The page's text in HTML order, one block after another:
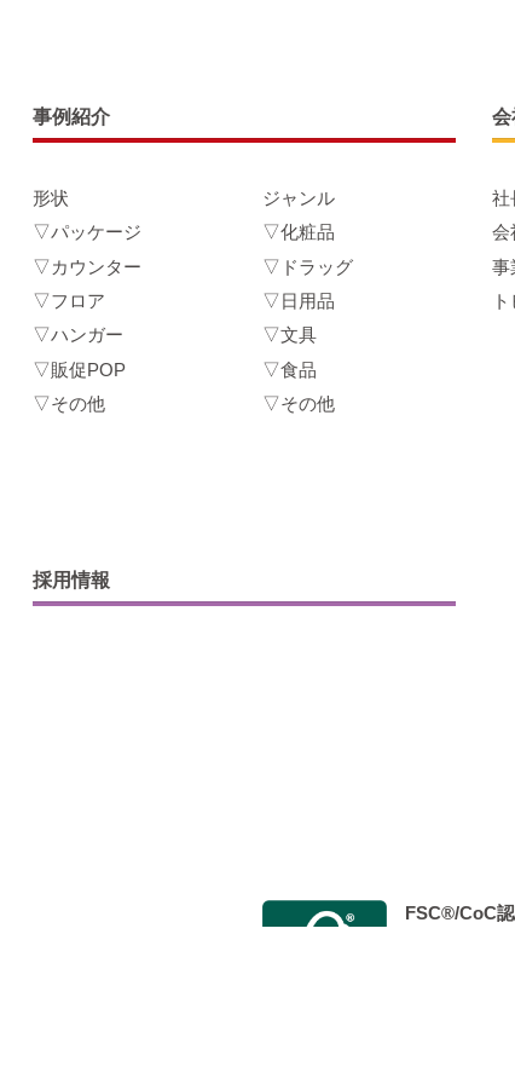
事例紹介
形状
▽パッケージ
▽カウンター
▽フロア
▽ハンガー
▽販促POP
▽その他
ジャンル
▽化粧品
▽ドラッグ
▽日用品
▽文具
▽食品
▽その他
会
社
会
事
採用情報
FSC®/CoC認